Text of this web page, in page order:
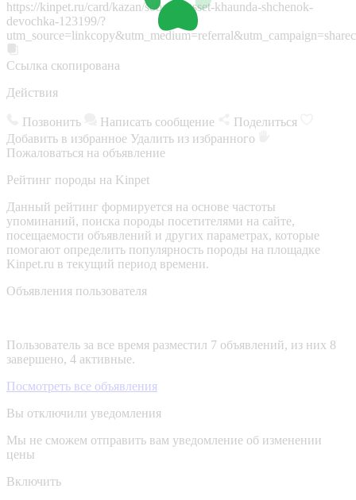
https://kinpet.ru/card/kazan/sobaki/basset-khaunda-shchenok-
devochka-123199/?
Ссылка скопирована
Действия
Позвонить Написать сообщение
Поделиться
Добавить в избранное Удалить из избранного
Пожаловаться на объявление
Рейтинг породы на Kinpet
Данный рейтинг формируется на основе частоты
упоминаний, поиска породы посетителями на сайте,
посещаемости объявлений и других параметрах, которые
помогают определить популярность породы на площадке
Kinpet.ru в текущий период времени.
Объявления пользователя
Пользователь за все время разместил 7 объявлений, из них 8
завершено, 4 активные.
Посмотреть все объявления
Вы отключили уведомления
Мы не сможем отправить вам уведомление об изменении
цены
Включить